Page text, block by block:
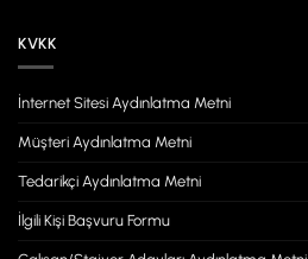
KVKK
İnternet Sitesi Aydınlatma Metni
Müşteri Aydınlatma Metni
Tedarikçi Aydınlatma Metni
İlgili Kişi Başvuru Formu